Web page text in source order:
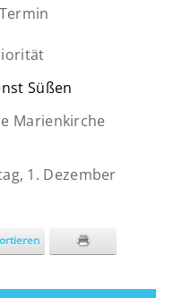
Süßen
Marienkirche
1. Dezember